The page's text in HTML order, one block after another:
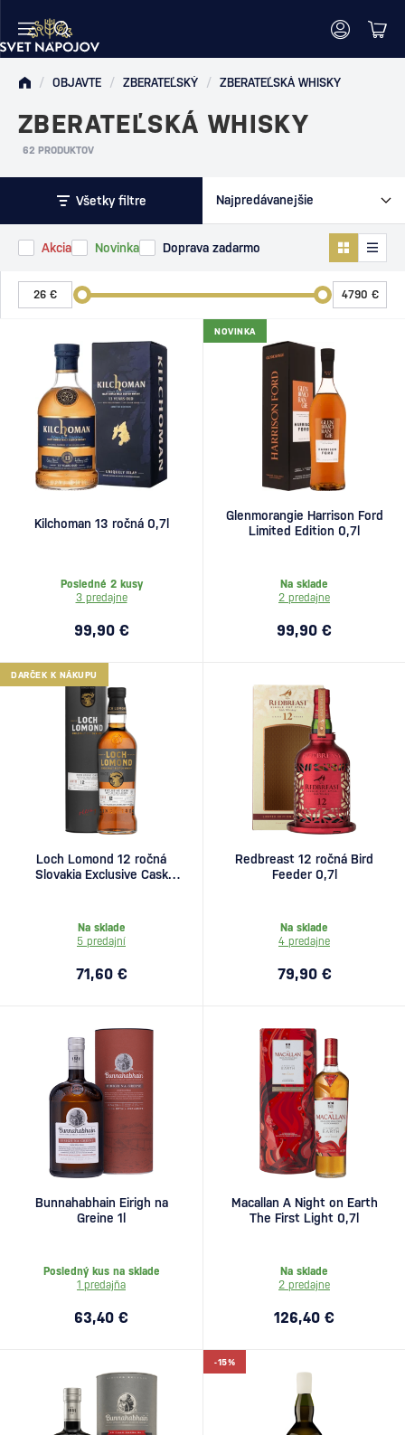
/ OBJAVTE / ZBERATEĽSKÝ / ZBERATEĽSKÁ WHISKY
ZBERATEĽSKÁ WHISKY
62 PRODUKTOV
Všetky filtre
Akcia Novinka Doprava zadarmo
Kilchoman 13 ročná 0,7l
Posledné 2 kusy
3 predajne
99,90 €
NOVINKA
Glenmorangie Harrison Ford
Limited Edition 0,7l
Na sklade
2 predajne
99,90 €
DARČEK K NÁKUPU
Loch Lomond 12 ročná
Slovakia Exclusive Cask
Na sklade
5 predajní
71,60 €
Redbreast 12 ročná Bird
Feeder 0,7l
Na sklade
4 predajne
79,90 €
Bunnahabhain Eirigh na
Greine 1l
Posledný kus na sklade
1 predajňa
63,40 €
Macallan A Night on Earth
The First Light 0,7l
Na sklade
2 predajne
126,40 €
-15%